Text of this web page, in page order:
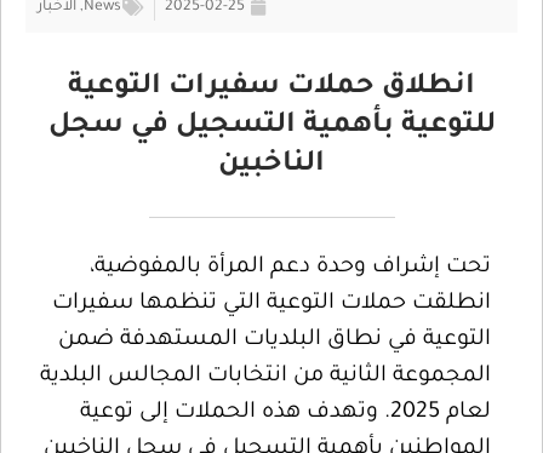
2025-02-25
News
, الأخبار
انطلاق حملات سفيرات التوعية
للتوعية بأهمية التسجيل في سجل
الناخبين
تحت إشراف وحدة دعم المرأة بالمفوضية،
انطلقت حملات التوعية التي تنظمها سفيرات
التوعية في نطاق البلديات المستهدفة ضمن
المجموعة الثانية من انتخابات المجالس البلدية
لعام 2025. وتهدف هذه الحملات إلى توعية